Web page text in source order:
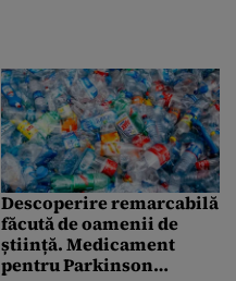
Descoperire remarcabilă
făcută de oamenii de
știință. Medicament
pentru Parkinson